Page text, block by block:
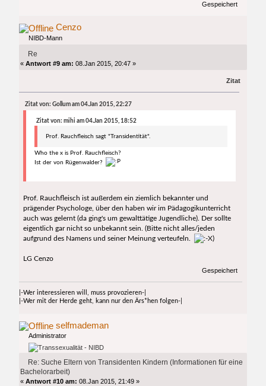
Gespeichert
Cenzo
NIBD-Mann
Re
«Antwort #9 am: 08.Jan 2015, 20:47 »
Zitat
Zitat von: Gollum am 04.Jan 2015, 22:27
Zitat von: mihi am 04.Jan 2015, 18:52
Prof. Rauchfleisch sagt "Transidentität".
Who the x is Prof. Rauchfleisch?
Ist der von Rügenwalder?
Prof. Rauchfleisch ist außerdem ein ziemlich bekannter und
prägender Psychologe, über den haben wir im Pädagogikunterricht
auch was gelernt (da ging's um gewalttätige Jugendliche). Der sollte
eigentlich gar nicht so unbekannt sein. (Bitte nicht alles/jeden
aufgrund des Namens und seiner Meinung verteufeln.
)
LG Cenzo
Gespeichert
|-Wer interessieren will, muss provozieren-|
|-Wer mit der Herde geht, kann nur den Ärs*hen folgen-|
selfmademan
Administrator
Re: Suche Eltern von Transidenten Kindern (Informationen für eine
Bachelorarbeit)
«Antwort #10 am: 08.Jan 2015, 21:49 »